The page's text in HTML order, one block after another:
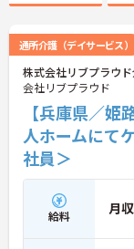
通所介護（デイサービス）
株式会社リブプラウ
会社リブプラウド
【兵庫県／
人ホームにて
社員＞
給料 月収